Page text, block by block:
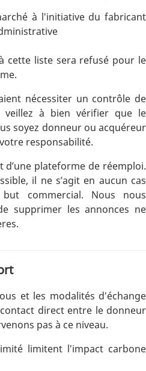
à l'initiative du fabricant
cette liste sera refusé pour le
nécessiter un contrôle de
veillez à bien vérifier que le
soyez donneur ou acquéreur
responsabilité.
d’une plateforme de réemploi.
il ne s’agit en aucun cas
commercial. Nous nous
supprimer les annonces ne
et les modalités d'échange
direct entre le donneur
pas à ce niveau.
limitent l'impact carbone